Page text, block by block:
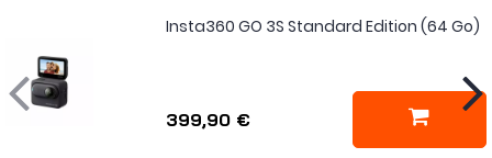
Insta360 GO 3S Standard Edition (64 Go)
399,90 €